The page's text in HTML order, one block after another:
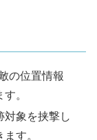
の位置情報
。
対象を挟撃し
す。